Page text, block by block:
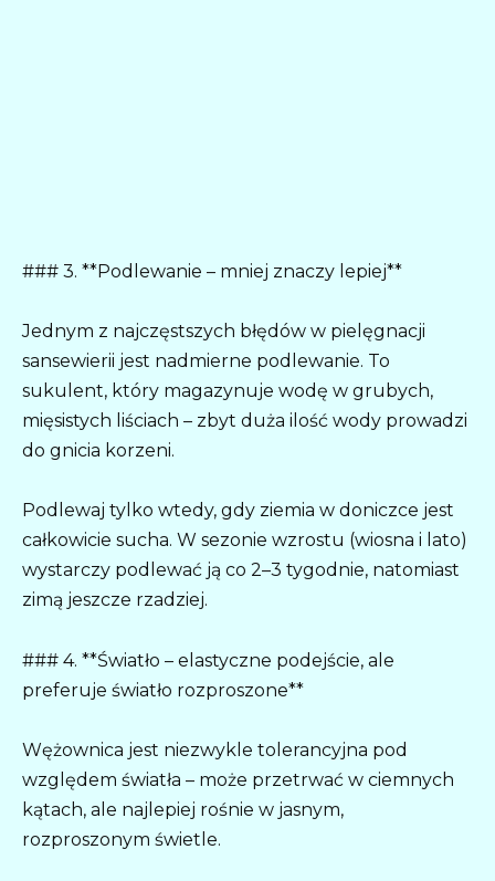
### 3. **Podlewanie – mniej znaczy lepiej**
Jednym z najczęstszych błędów w pielęgnacji
sansewierii jest nadmierne podlewanie. To
sukulent, który magazynuje wodę w grubych,
mięsistych liściach – zbyt duża ilość wody prowadzi
do gnicia korzeni.
Podlewaj tylko wtedy, gdy ziemia w doniczce jest
całkowicie sucha. W sezonie wzrostu (wiosna i lato)
wystarczy podlewać ją co 2–3 tygodnie, natomiast
zimą jeszcze rzadziej.
### 4. **Światło – elastyczne podejście, ale
preferuje światło rozproszone**
Wężownica jest niezwykle tolerancyjna pod
względem światła – może przetrwać w ciemnych
kątach, ale najlepiej rośnie w jasnym,
rozproszonym świetle.